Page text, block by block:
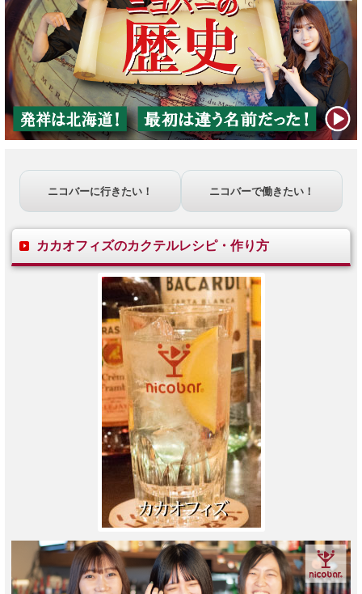
ニコバーに行きたい！ ニコバーで働きたい！
カカオフィズのカクテルレシピ・作り方